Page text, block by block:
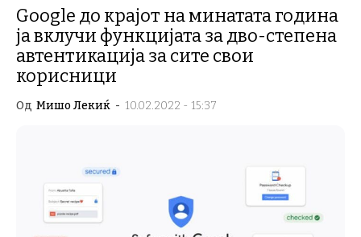
Google до крајот на минатата година
ја вклучи функцијата за дво-степена
автентикација за сите свои
корисници
Од Мишо Лекиќ - 10.02.2022 - 15:37